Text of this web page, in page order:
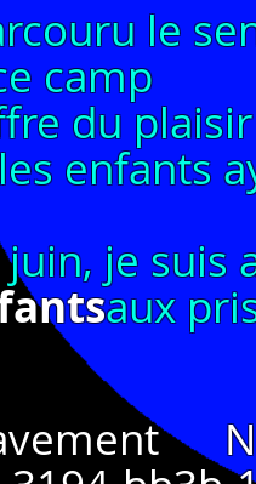
le
camp
du
enfants
juin, je suis
aux